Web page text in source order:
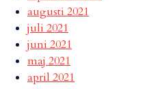
augusti 2021
juli 2021
juni 2021
maj 2021
april 2021